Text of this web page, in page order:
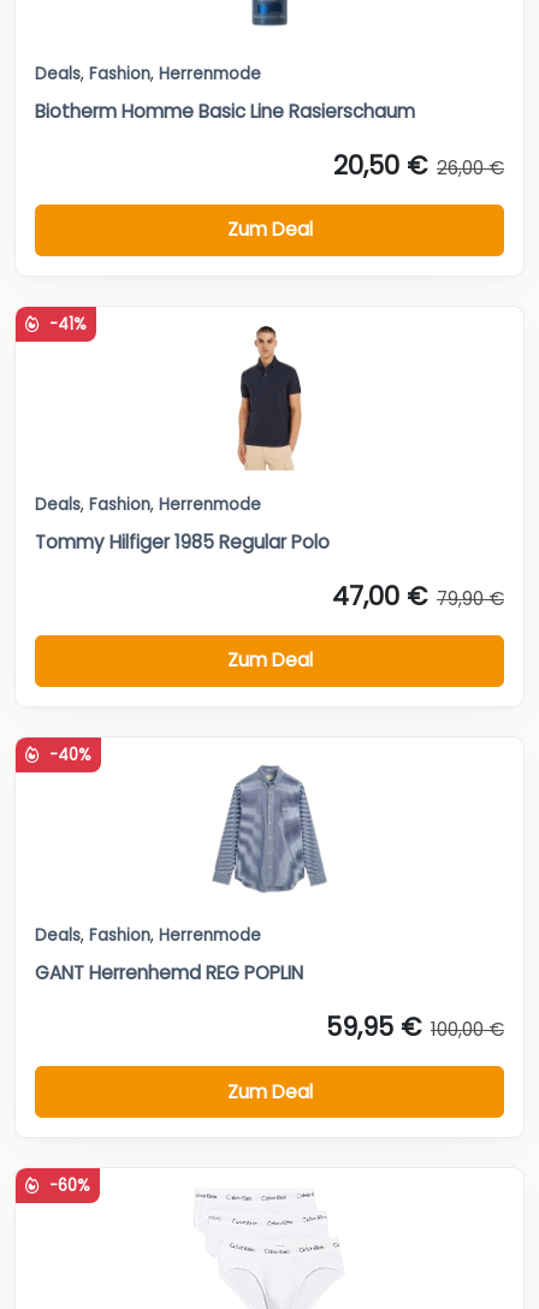
Deals, Fashion, Herrenmode
Biotherm Homme Basic Line Rasierschaum
20,50 € 26,00 €
Zum Deal
-41%
Deals, Fashion, Herrenmode
Tommy Hilfiger 1985 Regular Polo
47,00 € 79,90 €
Zum Deal
-40%
Deals, Fashion, Herrenmode
GANT Herrenhemd REG POPLIN
59,95 € 100,00 €
Zum Deal
-60%